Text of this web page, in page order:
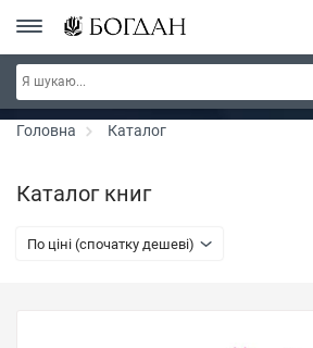
Серія "Вандербікери" ~ знижка 25%
Головна Каталог
Каталог книг
По ціні (спочатку дешеві)